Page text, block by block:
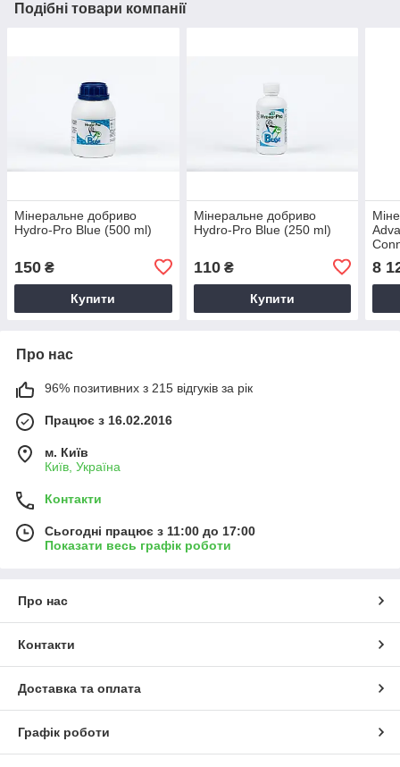
Подібні товари компанії
Мінеральне добриво
Hydro-Pro Blue (500 ml)
150 ₴
Купити
Мінеральне добриво
Hydro-Pro Blue (250 ml)
110₴
Купити
8
Про нас
96% позитивних з 215 відгуків за рік
Працює з 16.02.2016
м. Київ
Київ, Україна
Контакти
Сьогодні працює з 11:00 до 17:00
Показати весь графік роботи
Про нас
Контакти
Доставка та оплата
Графік роботи